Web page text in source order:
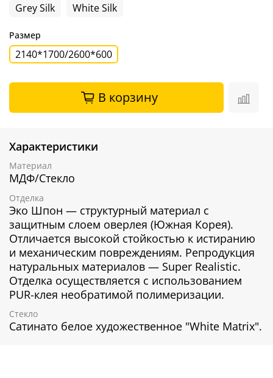
Grey Silk
White Silk
Размер
2140*1700/2600*600
В корзину
Характеристики
Материал
МДФ/Стекло
Отделка
Эко Шпон — структурный материал с
защитным слоем оверлея (Южная Корея).
Отличается высокой стойкостью к истиранию
и механическим повреждениям. Репродукция
натуральных материалов — Super Realistic.
Отделка осуществляется с использованием
PUR-клея необратимой полимеризации.
Стекло
Сатинато белое художественное "White Matrix".